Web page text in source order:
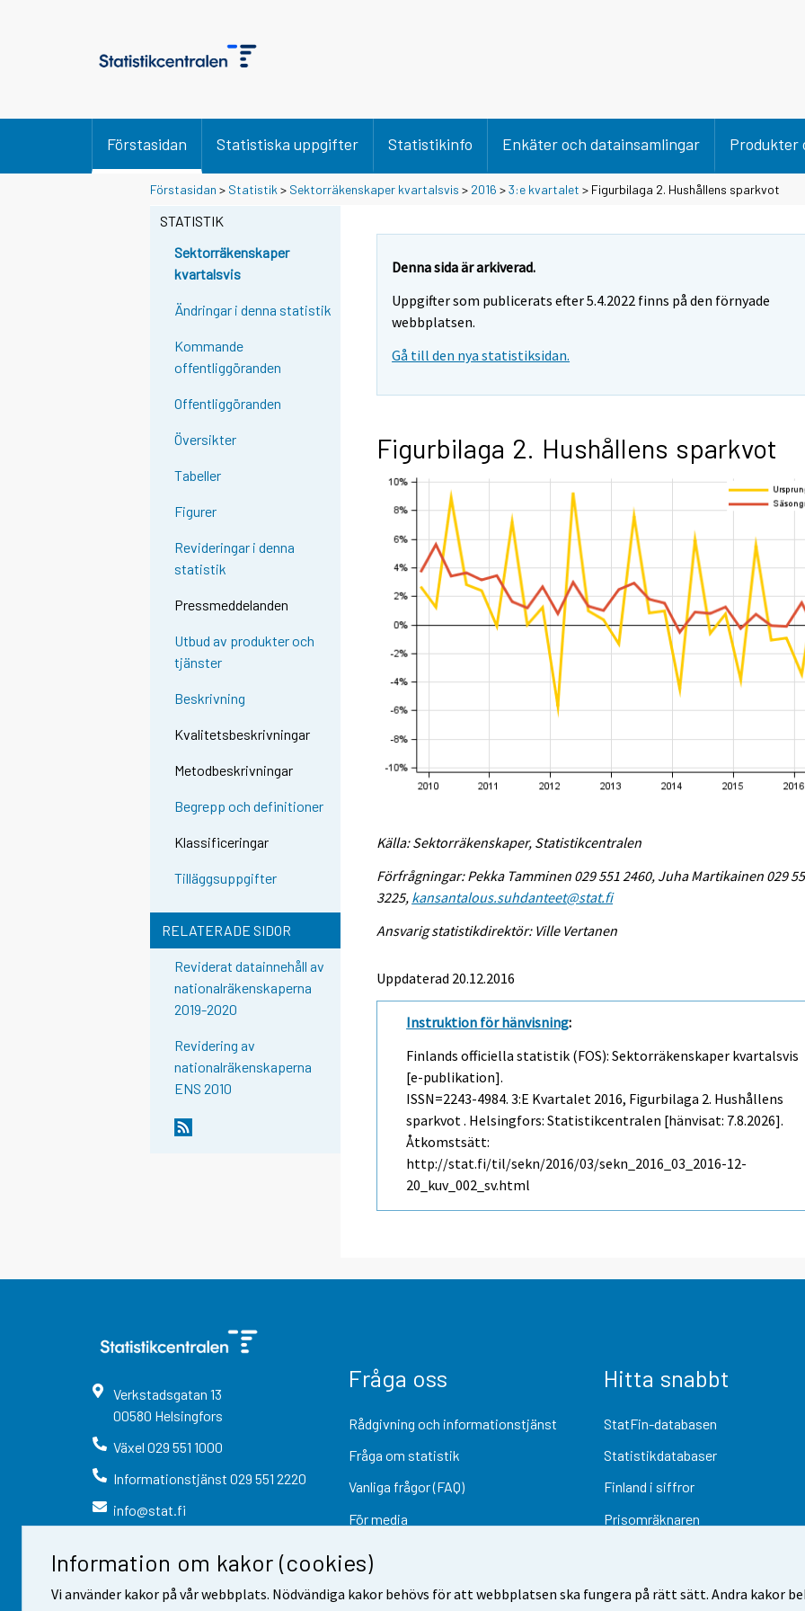
Information om kakor (cookies)
Vi använder kakor på vår webbplats. Nödvändiga kakor behövs för att webbplatsen ska fungera på rätt sätt. Andra kakor
Förstasidan Statistiska uppgifter Statistikinfo Enkäter och datainsamlingar Produkter
Förstasidan > Statistik > Sektorräkenskaper kvartalsvis > 2016 >3:e kvartalet > Figurbilaga 2. Hushållens sparkvot
STATISTIK
Sektorräkenskaper
kvartalsvis
Ändringar i denna statistik
Kommande
offentliggöranden
Offentliggöranden
Översikter
Tabeller
Figurer
Revideringar i denna
statistik
Pressmeddelanden
Utbud av produkter och
tjänster
Beskrivning
Kvalitetsbeskrivningar
Metodbeskrivningar
Begrepp och definitioner
Klassificeringar
Tilläggsuppgifter
RELATERADE SIDOR
Reviderat datainnehåll av
nationalräkenskaperna
2019-2020
Revidering av
nationalräkenskaperna
ENS 2010
Denna sida är arkiverad.
Uppgifter som publicerats efter 5.4.2022 finns på den förnyade
webbplatsen.
Gå till den nya statistiksidan.
Figurbilaga 2. Hushållens sparkvot
Källa: Sektorräkenskaper, Statistikcentralen
Förfrågningar: Pekka Tamminen 029 551 2460, Juha Martikainen 029
3225, kansantalous.suhdanteet@stat.fi
Ansvarig statistikdirektör: Ville Vertanen
Uppdaterad 20.12.2016
Instruktion för hänvisning:
Finlands officiella statistik (FOS): Sektorräkenskaper kvartalsvis
[e-publikation].
ISSN=2243-4984.3:e Kvartalet 2016, Figurbilaga 2. Hushållens
sparkvot . Helsingfors: Statistikcentralen [hänvisat: 7.8.2026].
Åtkomstsätt:
http://stat.fi/til/sekn/2016/03/sekn_2016_03_2016-12-
20_kuv_002_sv.html
Verkstadsgatan 13
00580 Helsingfors
Växel 029 551 1000
Informationstjänst 029 551 2220
info@stat.fi
Fråga oss
Rådgivning och informationstjänst
Fråga om statistik
Vanliga frågor (FAQ)
För media
Hitta snabbt
StatFin-databasen
Statistikdatabaser
Finland i siffror
Prisomräknaren